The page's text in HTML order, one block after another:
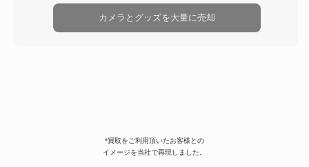
カメラとグッズを大量に売却
*買取をご利用頂いたお客様との
イメージを当社で再現しました。